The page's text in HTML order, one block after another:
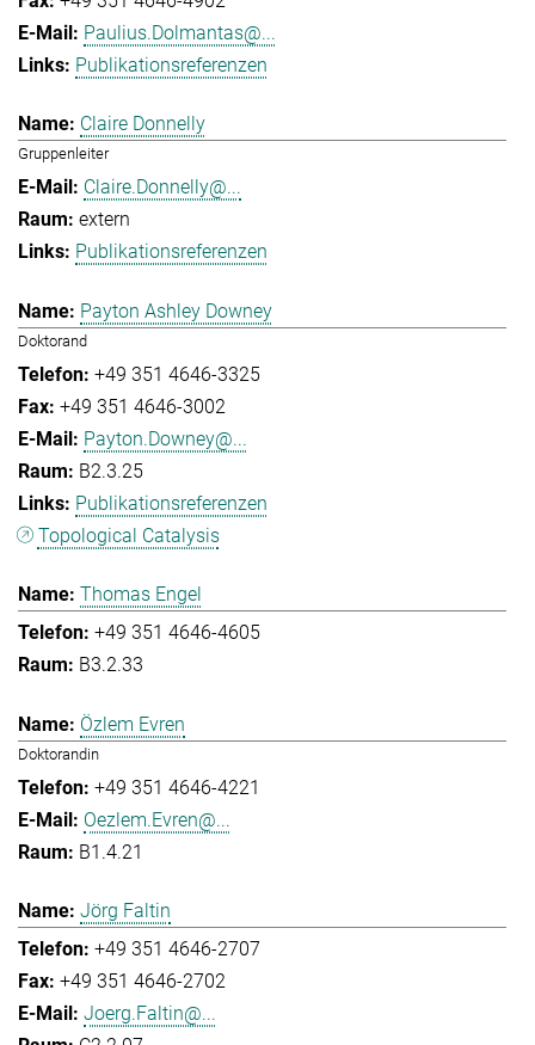
Paulius.Dolmantas@...
Publikationsreferenzen
Claire Donnelly
Gruppenleiter
Claire.Donnelly@...
extern
Publikationsreferenzen
Payton Ashley Downey
Doktorand
+49 351 4646-3325
+49 351 4646-3002
Payton.Downey@...
B2.3.25
Publikationsreferenzen
Topological Catalysis
Thomas Engel
+49 351 4646-4605
B3.2.33
Özlem Evren
Doktorandin
+49 351 4646-4221
Oezlem.Evren@...
B1.4.21
Jörg Faltin
+49 351 4646-2707
+49 351 4646-2702
Joerg.Faltin@...